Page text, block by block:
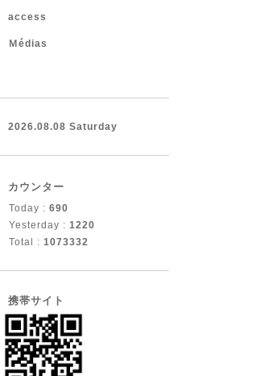
access
Ｍédias
2026.08.08 Saturday
カウンター
Today : 690
Yesterday : 1220
Total : 1073332
携帯サイト